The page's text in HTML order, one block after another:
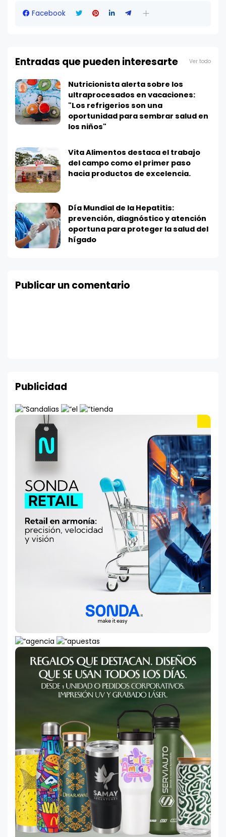
Facebook
Entradas que pueden interesarte Ver todo
Nutricionista alerta sobre los
ultraprocesados en vacaciones:
"Los refrigerios son una
oportunidad para sembrar salud en
los niños"
Vita Alimentos destaca el trabajo
del campo como el primer paso
hacia productos de excelencia.
Día Mundial de la Hepatitis:
prevención, diagnóstico y atención
oportuna para proteger la salud del
hígado
Publicar un comentario
Publicidad